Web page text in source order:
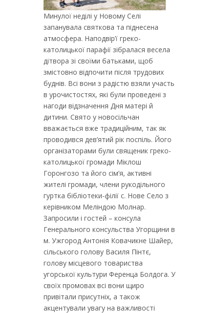
Минулої неділі у Новому Селі
запанувала святкова та піднесена
атмосфера. Наподвір’ї греко-
католицької парафії зібралася весела
дітвора зі своїми батьками, щоб
змістовно відпочити після трудових
буднів. Всі вони з радістю взяли участь
в урочистостях, які були проведені з
нагоди відзначення Дня матері й
дитини. Свято у новосільчан
вважається вже традиційним, так як
проводився дев’ятий рік поспіль. Його
організаторами були священик греко-
католицької громади Міклош
Горонгозо та його сім’я, активні
жителі громади, члени рукодільного
гуртка бібліотеки-філії с. Нове Село з
керівником Меліндою Молнар.
Запросили і гостей – консула
Генерального консульства Угорщини в
м. Ужгород Антонія Ковачикне Шайер,
сільського голову Василя Пінтє,
голову місцевого товариства
угорської культури Ференца Болдога. У
своїх промовах всі вони щиро
привітали присутніх, а також
акцентували увагу на важливості